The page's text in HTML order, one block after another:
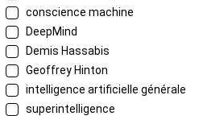
conscience machine
DeepMind
Demis Hassabis
Geoffrey Hinton
intelligence artificielle générale
superintelligence